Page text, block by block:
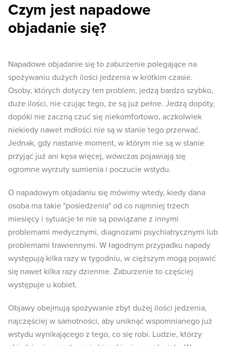
Czym jest napadowe
objadanie się?
Napadowe objadanie się to zaburzenie polegające na
spożywaniu dużych ilości jedzenia w krótkim czasie.
Osoby, których dotyczy ten problem, jedzą bardzo szybko,
duże ilości, nie czując tego, że są już pełne. Jedzą dopóty,
dopóki nie zaczną czuć się niekomfortowo, aczkolwiek
niekiedy nawet mdłości nie są w stanie tego przerwać.
Jednak, gdy nastanie moment, w którym nie są w stanie
przyjąć już ani kęsa więcej, wówczas pojawiają się
ogromne wyrzuty sumienia i poczucie wstydu.
O napadowym objadaniu się mówimy wtedy, kiedy dana
osoba ma takie "posiedzenia" od co najmniej trzech
miesięcy i sytuacje te nie są powiązane z innymi
problemami medycznymi, diagnozami psychiatrycznymi lub
problemami trawiennymi. W łagodnym przypadku napady
występują kilka razy w tygodniu, w cięższym mogą pojawić
się nawet kilka razy dziennie. Zaburzenie to częściej
występuje u kobiet.
Objawy obejmują spożywanie zbyt dużej ilości jedzenia,
najczęściej w samotności, aby uniknąć wspomnianego już
wstydu wynikającego z tego, co się robi. Ludzie, którzy